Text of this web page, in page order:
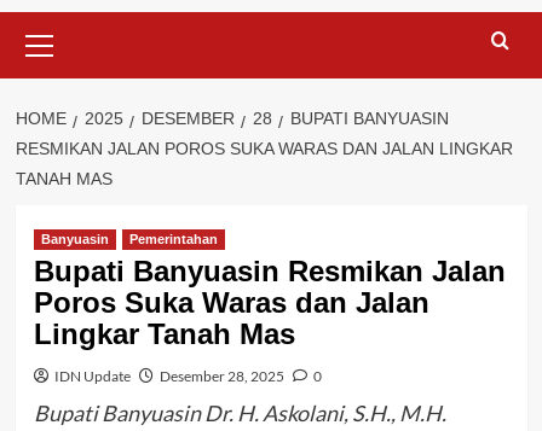
Menu
HOME 2025 DESEMBER 28
BUPATI BANYUASIN
RESMIKAN JALAN POROS SUKA WARAS DAN JALAN LINGKAR
TANAH MAS
Banyuasin Pemerintahan
Bupati Banyuasin Resmikan Jalan
Poros Suka Waras dan Jalan
Lingkar Tanah Mas
IDN Update Desember 28, 2025 0
Bupati Banyuasin Dr. H. Askolani, S.H., M.H.